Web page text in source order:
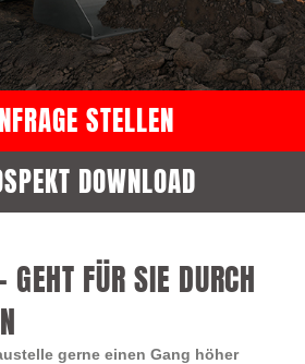
STELLEN
DOWNLOAD
FÜR SIE DURCH
gerne einen Gang höher